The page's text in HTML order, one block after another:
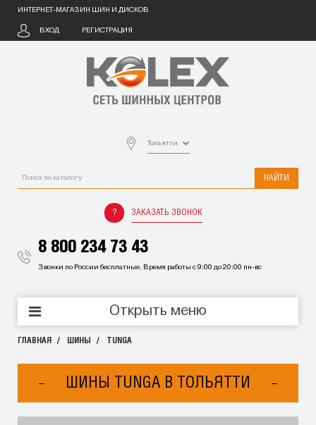
ИНТЕРНЕТ-МАГАЗИН ШИН И ДИСКОВ
ВХОД РЕГИСТРАЦИЯ
Тольятти
НАЙТИ
ЗАКАЗАТЬ ЗВОНОК
8 800 234 73 43
Звонки по России бесплатные. Время работы с 9:00 до 20:00 пн-вс
Открыть меню
ГЛАВНАЯ ШИНЫ TUNGA
ШИНЫ TUNGA В ТОЛЬЯТТИ